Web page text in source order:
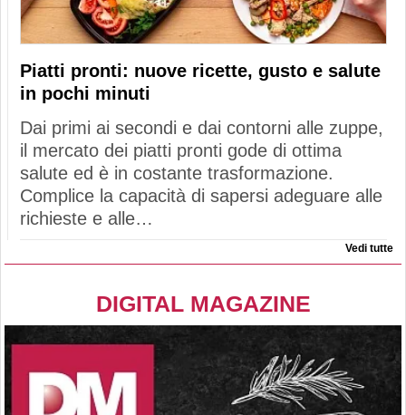
Piatti pronti: nuove ricette, gusto e salute
in pochi minuti
Dai primi ai secondi e dai contorni alle zuppe,
il mercato dei piatti pronti gode di ottima
salute ed è in costante trasformazione.
Complice la capacità di sapersi adeguare alle
richieste e alle…
Vedi tutte
DIGITAL MAGAZINE